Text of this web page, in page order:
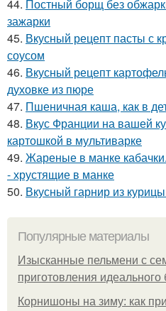
44. Постный борщ без
зажарки
45. Вкусный рецепт пасты с
соусом
46. Вкусный рецепт
духовке из пюре
47. Пшеничная каша, как в
48. Вкус Франции на вашей
картошкой в мультиварке
49. Жареные в манке
- хрустящие в манке
50. Вкусный гарнир из
Популярные материалы
Изысканные пельмени с
приготовления идеального
Корнишоны на зиму: как